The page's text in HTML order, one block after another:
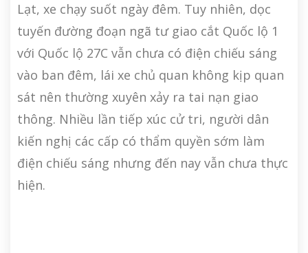
Lạt, xe chạy suốt ngày đêm. Tuy nhiên, dọc
tuyến đường đoạn ngã tư giao cắt Quốc lộ 1
với Quốc lộ 27C vẫn chưa có điện chiếu sáng
vào ban đêm, lái xe chủ quan không kịp quan
sát nên thường xuyên xảy ra tai nạn giao
thông. Nhiều lần tiếp xúc cử tri, người dân
kiến nghị các cấp có thẩm quyền sớm làm
điện chiếu sáng nhưng đến nay vẫn chưa thực
hiện.